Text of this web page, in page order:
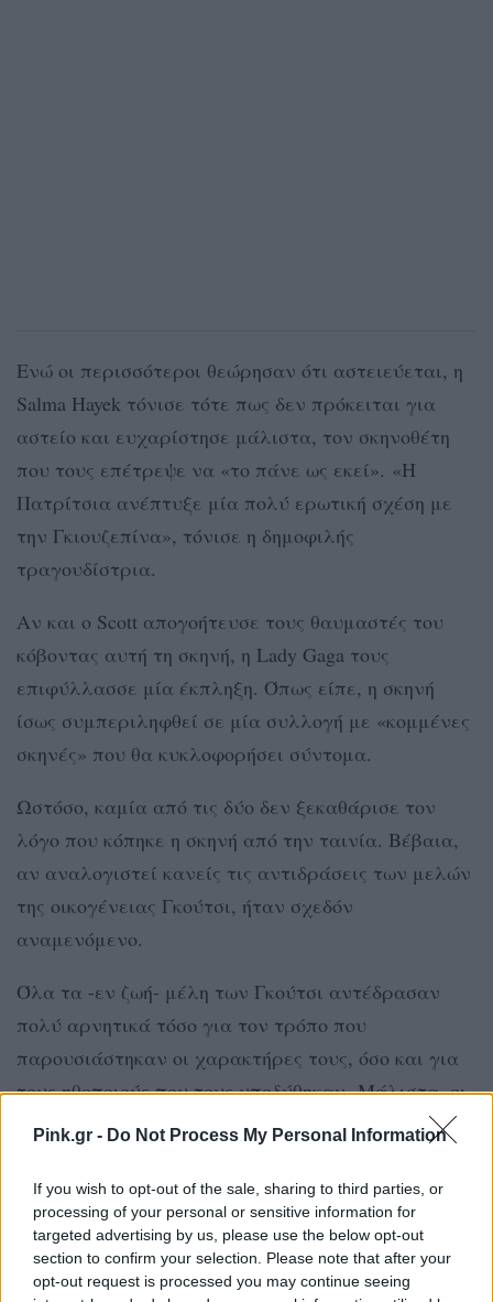
Pink.gr - Do Not Process My Personal Information
If you wish to opt-out of the sale, sharing to third parties, or
processing of your personal or sensitive information for
targeted advertising by us, please use the below opt-out
section to confirm your selection. Please note that after your
opt-out request is processed you may continue seeing
Ενώ οι περισσότεροι θεώρησαν ότι αστειεύεται, η
Salma Hayek τόνισε τότε πως δεν πρόκειται για
αστείο και ευχαρίστησε μάλιστα, τον σκηνοθέτη
που τους επέτρεψε να «το πάνε ως εκεί». «Η
Πατρίτσια ανέπτυξε μία πολύ ερωτική σχέση με
την Γκιουζεπίνα», τόνισε η δημοφιλής
τραγουδίστρια.
Αν και ο Scott απογοήτευσε τους θαυμαστές του
κόβοντας αυτή τη σκηνή, η Lady Gaga τους
επιφύλλασσε μία έκπληξη. Όπως είπε, η σκηνή
ίσως συμπεριληφθεί σε μία συλλογή με «κομμένες
σκηνές» που θα κυκλοφορήσει σύντομα.
Ωστόσο, καμία από τις δύο δεν ξεκαθάρισε τον
λόγο που κόπηκε η σκηνή από την ταινία. Βέβαια,
αν αναλογιστεί κανείς τις αντιδράσεις των μελών
της οικογένειας Γκούτσι, ήταν σχεδόν
αναμενόμενο.
Όλα τα -εν ζωή- μέλη των Γκούτσι αντέδρασαν
πολύ αρνητικά τόσο για τον τρόπο που
παρουσιάστηκαν οι χαρακτήρες τους, όσο και για
τους ηθοποιούς που τους υποδύθηκαν. Μάλιστα, οι
κληρονόμοι του ιταλικού οίκου μόδας απείλησαν
Ρίντλεϊ Σκοτ «House of Gucci», αφού κατά τη
γνώμη τους περιγράφει τα μέλη της οικογένειας
ως «χούλιγκαν».